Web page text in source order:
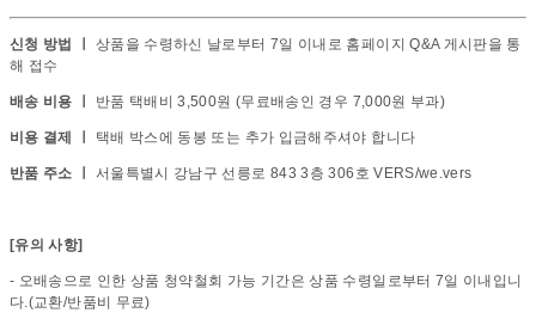
신청 방법 ㅣ 상품을 수령하신 날로부터 7일 이내로 홈페이지 Q&A 게시판을 통
해 접수
배송 비용 ㅣ 반품 택배비 3,500원 (무료배송인 경우 7,000원 부과)
비용 결제 ㅣ 택배 박스에 동봉 또는 추가 입금해주셔야 합니다
반품 주소 ㅣ 서울특별시 강남구 선릉로 843 3층 306호 VERS/we.vers
[유의 사항]
- 오배송으로 인한 상품 청약철회 가능 기간은 상품 수령일로부터 7일 이내입니
다.(교환/반품비 무료)